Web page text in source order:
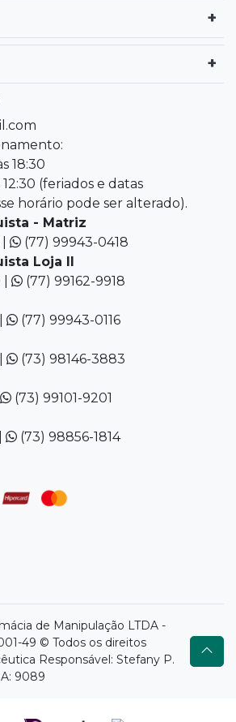
18:30
(feriados e datas
horário pode ser alterado).
- Matriz
(77) 99943-0418
Loja II
(77) 99162-9918
(77) 99943-0116
(73) 98146-3883
(73) 99101-9201
(73) 98856-1814
de Manipulação LTDA -
49 © Todos os direitos
Responsável: Stefany P.
9089